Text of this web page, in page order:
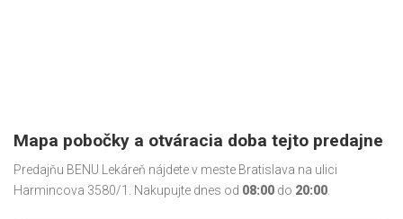
Mapa pobočky a otváracia doba tejto predajne
Predajňu BENU Lekáreň nájdete v meste Bratislava na ulici
Harmincova 3580/1. Nakupujte dnes od 08:00 do 20:00.